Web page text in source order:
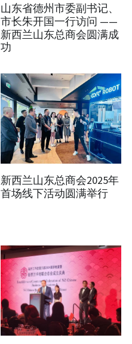
山东省德州市委副书记、
市长朱开国一行访问 ——
新西兰山东总商会圆满成
功
新西兰山东总商会2025年
首场线下活动圆满举行